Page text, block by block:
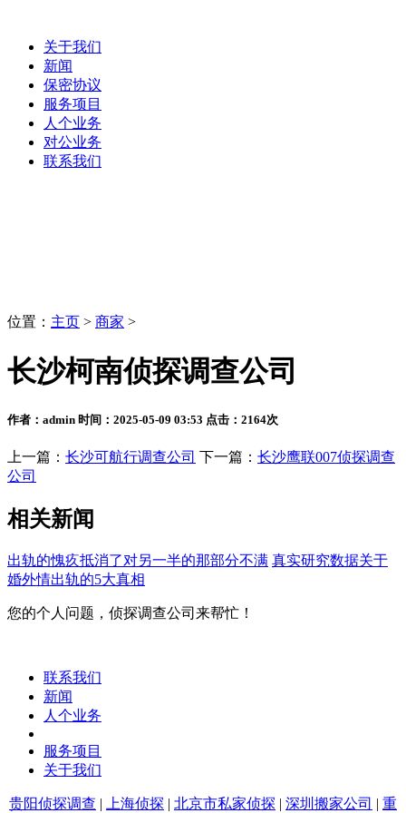
关于我们
新闻
保密协议
服务项目
人个业务
对公业务
联系我们
位置： 主页 > 商家 >
长沙柯南侦探调查公司
作者：admin 时间：2025-05-09 03:53 点击：2164次
上一篇： 长沙可航行调查公司 下一篇： 长沙鹰联007侦探调查
公司
相关新闻
出轨的愧疚抵消了对另一半的那部分不满 真实研究数据关于
婚外情出轨的5大真相
您的个人问题，侦探调查公司来帮忙！
联系我们
新闻
人个业务
服务项目
关于我们
贵阳侦探调查 | 上海侦探 | 北京市私家侦探 | 深圳搬家公司 | 重